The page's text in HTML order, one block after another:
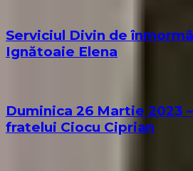
Serviciul Divin de
Ignătoaie Elena
Duminica 26 Martie 2023
fratelui Ciocu Ciprian